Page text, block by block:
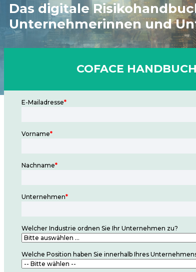
Das digitale
Unternehmerinnen und
COFACE
E-Mailadresse*
Vorname*
Nachname*
Unternehmen*
Welcher Industrie ordnen Sie Ihr Unternehmen zu?
Welche Position haben Sie innerhalb Ihres